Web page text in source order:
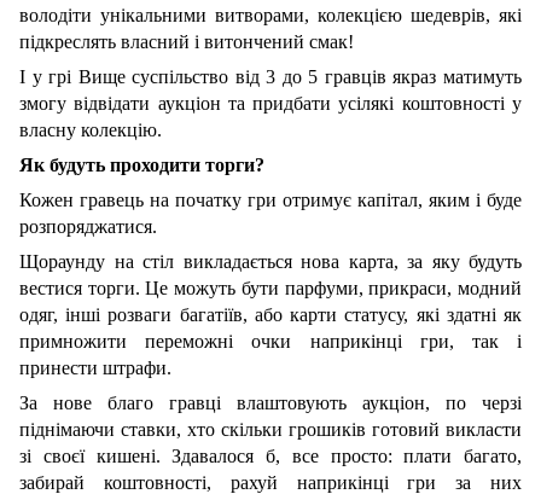
володіти унікальними витворами, колекцією шедеврів, які
підкреслять власний і витончений смак!
І у грі Вище суспільство від 3 до 5 гравців якраз матимуть
змогу відвідати аукціон та придбати усілякі коштовності у
власну колекцію.
Як будуть проходити торги?
Кожен гравець на початку гри отримує капітал, яким і буде
розпоряджатися.
Щораунду на стіл викладається нова карта, за яку будуть
вестися торги. Це можуть бути парфуми, прикраси, модний
одяг, інші розваги багатіїв, або карти статусу, які здатні як
примножити переможні очки наприкінці гри, так і
принести штрафи.
За нове благо гравці влаштовують аукціон, по черзі
піднімаючи ставки, хто скільки грошиків готовий викласти
зі своєї кишені. Здавалося б, все просто: плати багато,
забирай коштовності, рахуй наприкінці гри за них